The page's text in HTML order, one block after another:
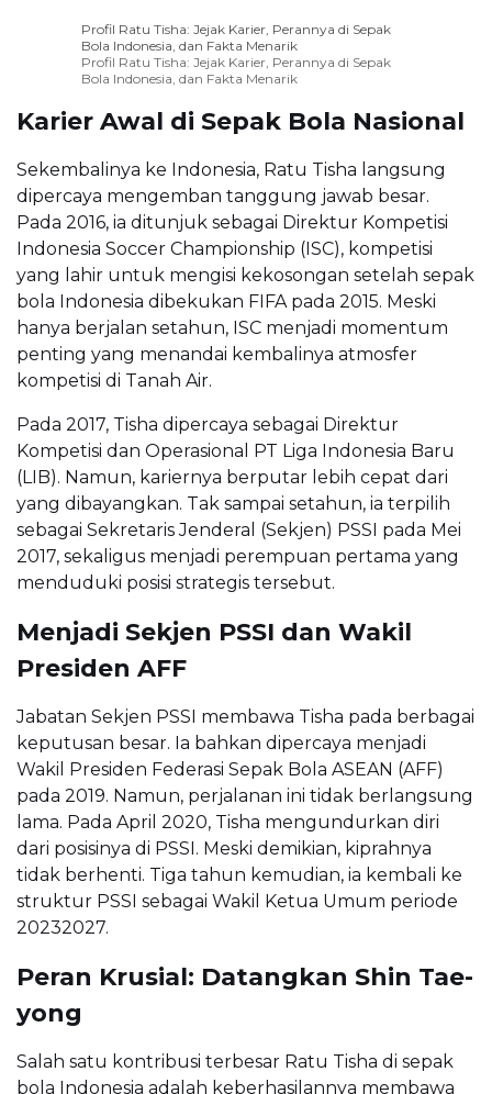
Profil Ratu Tisha: Jejak Karier, Perannya di Sepak
Bola Indonesia, dan Fakta Menarik
Profil Ratu Tisha: Jejak Karier, Perannya di Sepak
Bola Indonesia, dan Fakta Menarik
Karier Awal di Sepak Bola Nasional
Sekembalinya ke Indonesia, Ratu Tisha langsung
dipercaya mengemban tanggung jawab besar.
Pada 2016, ia ditunjuk sebagai Direktur Kompetisi
Indonesia Soccer Championship (ISC), kompetisi
yang lahir untuk mengisi kekosongan setelah sepak
bola Indonesia dibekukan FIFA pada 2015. Meski
hanya berjalan setahun, ISC menjadi momentum
penting yang menandai kembalinya atmosfer
kompetisi di Tanah Air.
Pada 2017, Tisha dipercaya sebagai Direktur
Kompetisi dan Operasional PT Liga Indonesia Baru
(LIB). Namun, kariernya berputar lebih cepat dari
yang dibayangkan. Tak sampai setahun, ia terpilih
sebagai Sekretaris Jenderal (Sekjen) PSSI pada Mei
2017, sekaligus menjadi perempuan pertama yang
menduduki posisi strategis tersebut.
Menjadi Sekjen PSSI dan Wakil
Presiden AFF
Jabatan Sekjen PSSI membawa Tisha pada berbagai
keputusan besar. Ia bahkan dipercaya menjadi
Wakil Presiden Federasi Sepak Bola ASEAN (AFF)
pada 2019. Namun, perjalanan ini tidak berlangsung
lama. Pada April 2020, Tisha mengundurkan diri
dari posisinya di PSSI. Meski demikian, kiprahnya
tidak berhenti. Tiga tahun kemudian, ia kembali ke
struktur PSSI sebagai Wakil Ketua Umum periode
20232027.
Peran Krusial: Datangkan Shin Tae-
yong
Salah satu kontribusi terbesar Ratu Tisha di sepak
bola Indonesia adalah keberhasilannya membawa